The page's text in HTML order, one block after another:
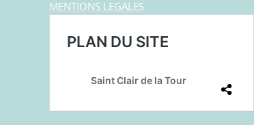
MENTIONS LEGALES